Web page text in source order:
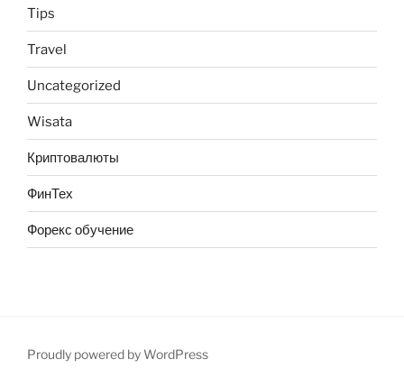
Tips
Travel
Uncategorized
Wisata
Криптовалюты
ФинТех
Форекс обучение
Proudly powered by WordPress